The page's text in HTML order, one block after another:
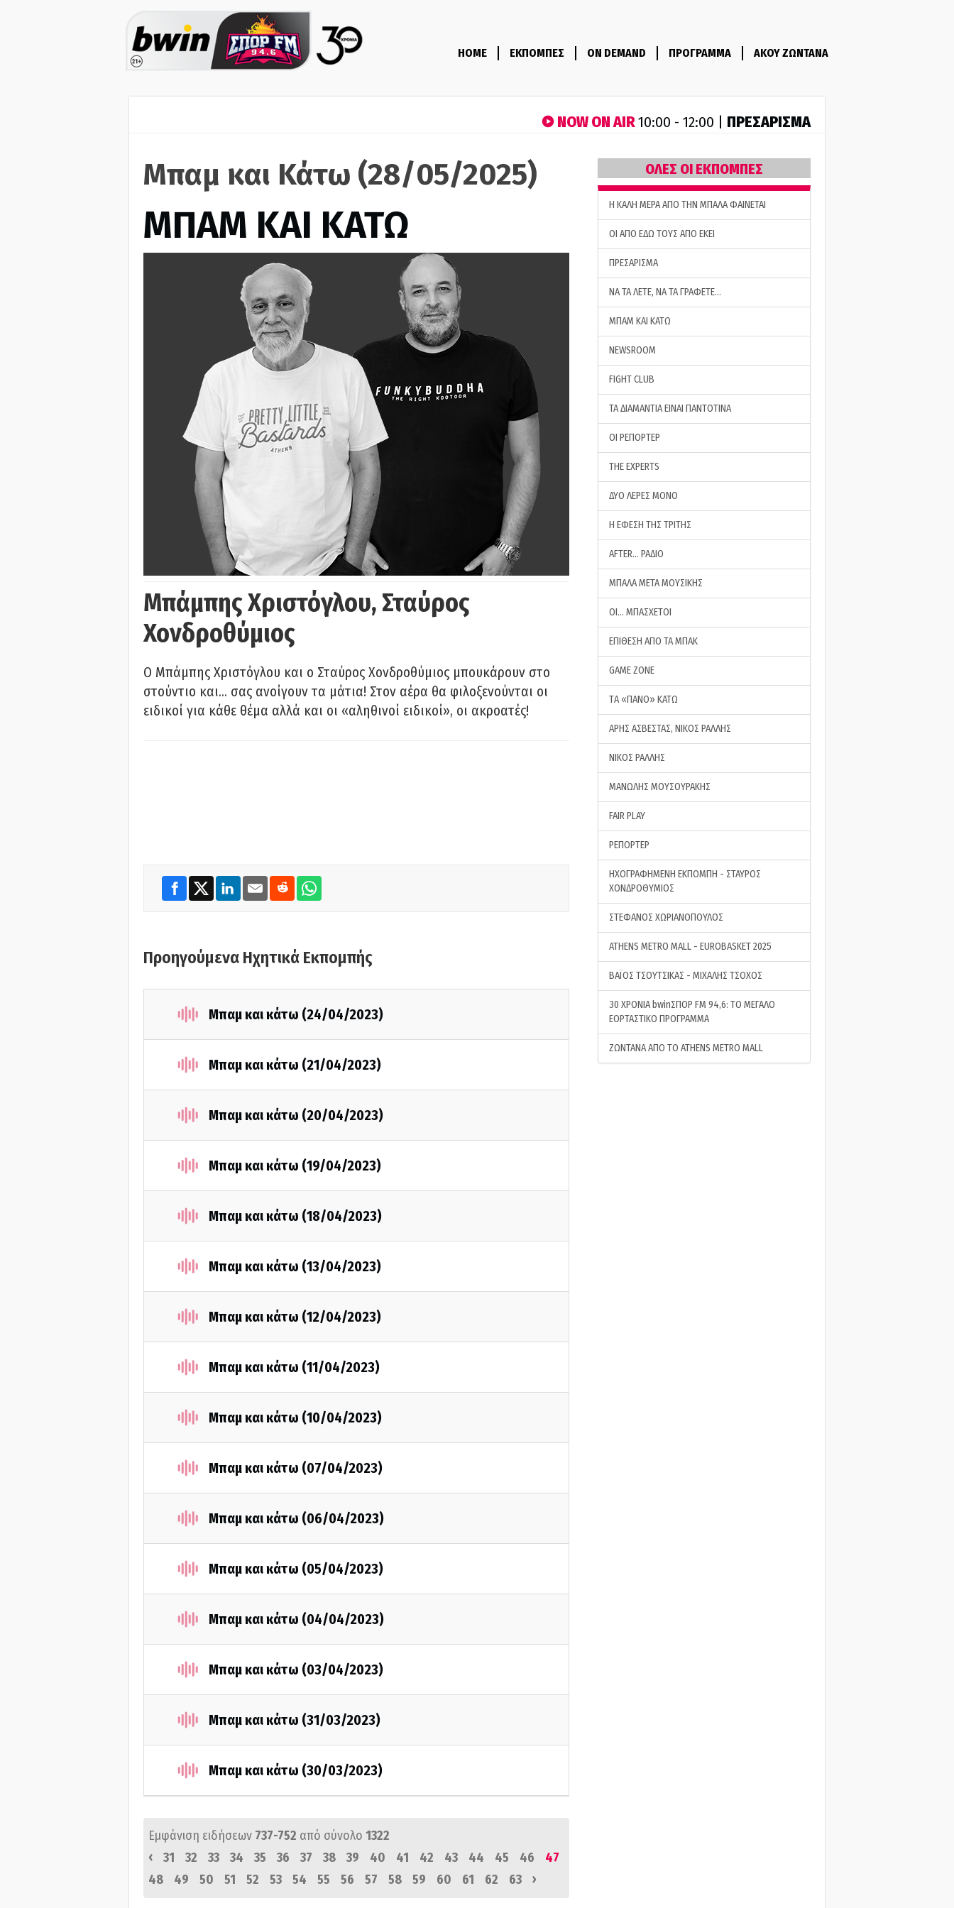
HOME ΕΚΠΟΜΠΕΣ ON DEMAND ΠΡΟΓΡΑΜΜΑ ΑΚΟΥ ΖΩΝΤΑΝΑ
NOW ON AIR10:00 - 12:00 | ΠΡΕΣΑΡΙΣΜΑ
Μπαμ και Κάτω (28/05/2025)
ΜΠΑΜ ΚΑΙ ΚΑΤΩ
Μπάμπης Χριστόγλου, Σταύρος
Χονδροθύμιος
O Μπάμπης Χριστόγλου και ο Σταύρος Χονδροθύμιος μπουκάρουν στο
στούντιο και… σας ανοίγουν τα μάτια! Στον αέρα θα φιλοξενούνται οι
ειδικοί για κάθε θέμα αλλά και οι «αληθινοί ειδικοί», οι ακροατές!
Προηγούμενα Ηχητικά Εκπομπής
Μπαμ και κάτω (24/04/2023)
Μπαμ και κάτω (21/04/2023)
Μπαμ και κάτω (20/04/2023)
Μπαμ και κάτω (19/04/2023)
Μπαμ και κάτω (18/04/2023)
Μπαμ και κάτω (13/04/2023)
Μπαμ και κάτω (12/04/2023)
Μπαμ και κάτω (11/04/2023)
Μπαμ και κάτω (10/04/2023)
Μπαμ και κάτω (07/04/2023)
Μπαμ και κάτω (06/04/2023)
Μπαμ και κάτω (05/04/2023)
Μπαμ και κάτω (04/04/2023)
Μπαμ και κάτω (03/04/2023)
Μπαμ και κάτω (31/03/2023)
Μπαμ και κάτω (30/03/2023)
Εμφάνιση ειδήσεων 737-752 από σύνολο 1322
‹
31 32 33 34 35 36 37 38 39 40 41 42 43 44 45 46
47
48
49 50 51 52 53 54 55 56 57 58 59 60 61 62 63 ›
ΟΛΕΣ ΟΙ ΕΚΠΟΜΠΕΣ
H ΚΑΛΗ ΜΕΡΑ ΑΠΟ ΤΗΝ ΜΠΑΛΑ ΦΑΙΝΕΤΑΙ
ΟΙ ΑΠΟ ΕΔΩ ΤΟΥΣ ΑΠΟ ΕΚΕΙ
ΠΡΕΣΑΡΙΣΜΑ
ΝΑ ΤΑ ΛΕΤΕ, ΝΑ ΤΑ ΓΡΑΦΕΤΕ…
ΜΠΑΜ ΚΑΙ ΚΑΤΩ
NEWSROOM
FIGHT CLUB
ΤΑ ΔΙΑΜΑΝΤΙΑ ΕΙΝΑΙ ΠΑΝΤΟΤΙΝΑ
ΟΙ ΡΕΠΟΡΤΕΡ
THE EXPERTS
ΔΥΟ ΛΕΡΕΣ ΜΟΝΟ
Η ΕΦΕΣΗ ΤΗΣ ΤΡΙΤΗΣ
AFTER… ΡΑΔΙΟ
ΜΠΑΛΑ ΜΕΤΑ ΜΟΥΣΙΚΗΣ
ΟΙ… ΜΠΑΣΧΕΤΟΙ
ΕΠΙΘΕΣΗ ΑΠΟ ΤΑ ΜΠΑΚ
GAME ZONE
ΤA «ΠΑΝΟ» ΚΑΤΩ
ΑΡΗΣ ΑΣΒΕΣΤΑΣ, ΝΙΚΟΣ ΡΑΛΛΗΣ
ΝΙΚΟΣ ΡΑΛΛΗΣ
ΜΑΝΩΛΗΣ ΜΟΥΣΟΥΡΑΚΗΣ
FAIR PLAY
ΡΕΠΟΡΤΕΡ
ΗΧΟΓΡΑΦΗΜΕΝΗ ΕΚΠΟΜΠΗ - ΣΤΑΥΡΟΣ
ΧΟΝΔΡΟΘΥΜΙΟΣ
ΣΤΕΦΑΝΟΣ ΧΩΡΙΑΝΟΠΟΥΛΟΣ
ATHENS METRO MALL - EUROBASKET 2025
ΒΑΪΟΣ ΤΣΟΥΤΣΙΚΑΣ - ΜΙΧΑΛΗΣ ΤΣΟΧΟΣ
30 ΧΡΟΝΙΑ bwinΣΠΟΡ FM 94,6: ΤΟ ΜΕΓΑΛΟ
ΕΟΡΤΑΣΤΙΚΟ ΠΡΟΓΡΑΜΜΑ
ΖΩΝΤΑΝΑ ΑΠΟ ΤΟ ATHENS METRO MALL